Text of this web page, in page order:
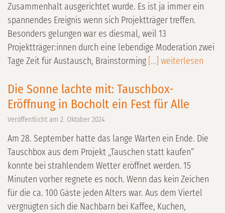
Zusammenhalt ausgerichtet wurde. Es ist ja immer ein
spannendes Ereignis wenn sich Projektträger treffen.
Besonders gelungen war es diesmal, weil 13
Projektträger:innen durch eine lebendige Moderation zwei
Tage Zeit für Austausch, Brainstorming […] weiterlesen
Die Sonne lachte mit: Tauschbox-
Eröffnung in Bocholt ein Fest für Alle
Veröffentlicht am 2. Oktober 2024
Am 28. September hatte das lange Warten ein Ende. Die
Tauschbox aus dem Projekt „Tauschen statt kaufen“
konnte bei strahlendem Wetter eröffnet werden. 15
Minuten vorher regnete es noch. Wenn das kein Zeichen
für die ca. 100 Gäste jeden Alters war. Aus dem Viertel
vergnügten sich die Nachbarn bei Kaffee, Kuchen,